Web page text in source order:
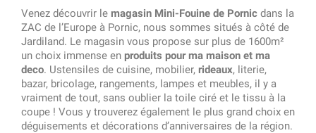
Venez découvrir le magasin Mini-Fouine de Pornic dans la
ZAC de l’Europe à Pornic, nous sommes situés à côté de
Jardiland. Le magasin vous propose sur plus de 1600m²
un choix immense en produits pour ma maison et ma
deco. Ustensiles de cuisine, mobilier, rideaux, literie,
bazar, bricolage, rangements, lampes et meubles, il y a
vraiment de tout, sans oublier la toile ciré et le tissu à la
coupe ! Vous y trouverez également le plus grand choix en
déguisements et décorations d’anniversaires de la région.